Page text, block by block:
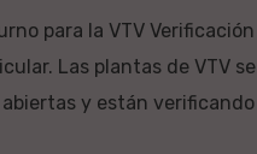
para la VTV Verificación
Las plantas de VTV se
y están verificando